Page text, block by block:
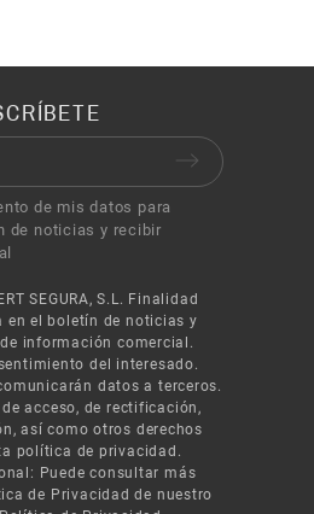
de mis datos para
de noticias y recibir
SEGURA, S.L. Finalidad
en el boletín de noticias y
información comercial.
del interesado.
datos a terceros.
de acceso, de rectificación,
así como otros derechos
política de privacidad.
Puede consultar más
de Privacidad de nuestro